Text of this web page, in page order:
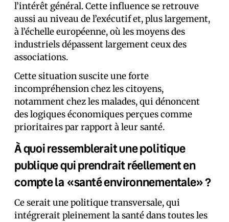
l’intérêt général. Cette influence se retrouve
aussi au niveau de l’exécutif et, plus largement,
à l’échelle européenne, où les moyens des
industriels dépassent largement ceux des
associations.
Cette situation suscite une forte
incompréhension chez les citoyens,
notamment chez les malades, qui dénoncent
des logiques économiques perçues comme
prioritaires par rapport à leur santé.
À quoi ressemblerait une politique
publique qui prendrait réellement en
compte la «santé environnementale» ?
Ce serait une politique transversale, qui
intégrerait pleinement la santé dans toutes les